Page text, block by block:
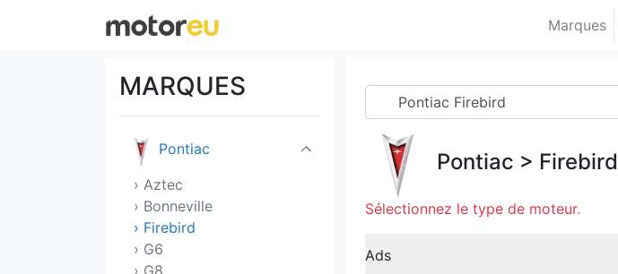
Marques
MARQUES
Pagani
Pontiac
› Aztec
› Bonneville
› Firebird
› G6
› G8
Pontiac > Firebird
Sélectionnez le type de moteur.
Ads